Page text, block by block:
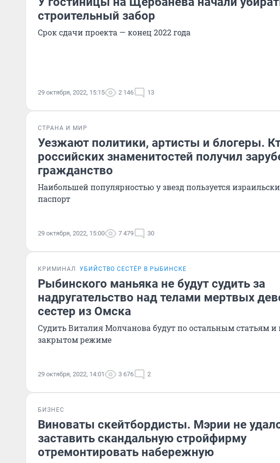
строительный забор
Срок сдачи проекта — конец 2022 года
29 октября, 2022, 15:15 2 146 13
СТРАНА И МИР
Уезжают политики, артисты и блогеры.
российских знаменитостей получил
гражданство
Наибольшей популярностью у звезд пользуется
паспорт
29 октября, 2022, 15:00 7 479 30
КРИМИНАЛ УБИЙСТВО СЕСТЁР В РЫБИНСКЕ
Рыбинского маньяка не будут судить за
надругательство над телами мертвых
сестер из Омска
Судить Виталия Молчанова будут по остальным статьям и
закрытом режиме
29 октября, 2022, 14:01 3 676 2
БИЗНЕС
Виноваты скейтбордисты. Мэрии не
заставить скандальную стройфирму
отремонтировать набережную